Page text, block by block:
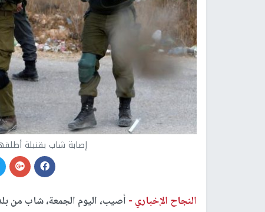
إصابة شاب بقنبلة
النجاح الإخباري - أصيب، اليوم الجمعة، شاب من